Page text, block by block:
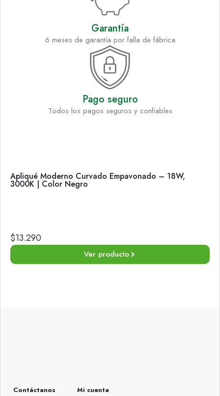
Garantía
6 meses de garantía por falla de fábrica
Pago seguro
Todos los pagos seguros y confiables
Apliqué Moderno Curvado Empavonado – 18W,
3000K | Color Negro
$13.290
Ver producto
Contáctanos
Mi cuenta